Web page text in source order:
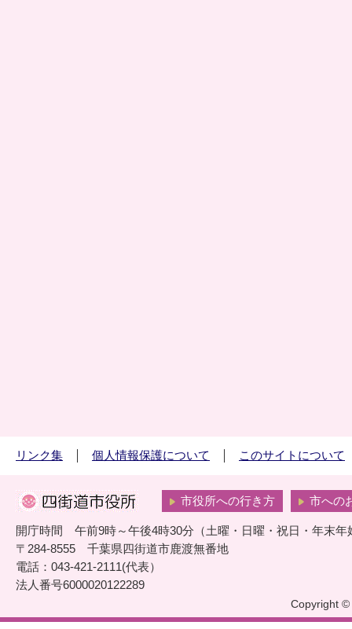
リンク集 個人情報保護について このサイトについて
市役所への行き方 市への
開庁時間 午前9時～午後4時30分（土曜・日曜・祝日・年末年
〒284-8555 千葉県四街道市鹿渡無番地
電話：043-421-2111(代表）
法人番号6000020122289
Copyright ©